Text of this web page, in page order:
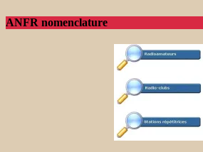
ANFR nomenclature